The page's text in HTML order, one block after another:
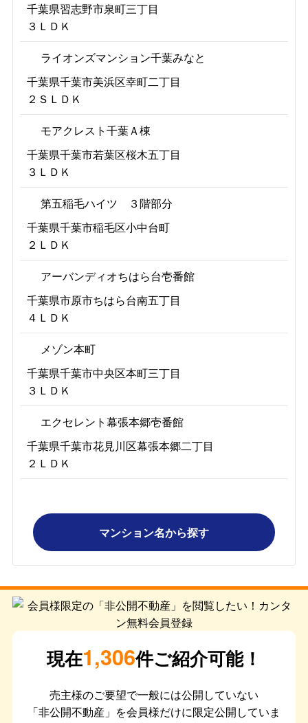
千葉県習志野市泉町三丁目
３ＬＤＫ
ライオンズマンション千葉みなと
千葉県千葉市美浜区幸町二丁目
２ＳＬＤＫ
モアクレスト千葉Ａ棟
千葉県千葉市若葉区桜木五丁目
３ＬＤＫ
第五稲毛ハイツ ３階部分
千葉県千葉市稲毛区小中台町
２ＬＤＫ
アーバンディオちはら台壱番館
千葉県市原市ちはら台南五丁目
４ＬＤＫ
メゾン本町
千葉県千葉市中央区本町三丁目
３ＬＤＫ
エクセレント幕張本郷壱番館
千葉県千葉市花見川区幕張本郷二丁目
２ＬＤＫ
マンション名から探す
現在1,306件ご紹介可能！
売主様のご要望で一般には公開していない
「非公開不動産」を会員様だけに限定公開していま